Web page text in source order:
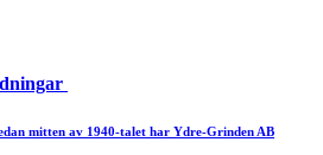
mitten av 1940-talet har Ydre-Grinden AB